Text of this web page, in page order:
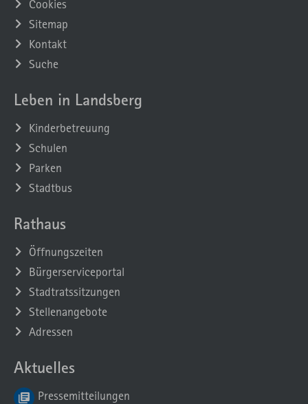
Cookies
Sitemap
Kontakt
Suche
Leben in Landsberg
Kinderbetreuung
Schulen
Parken
Stadtbus
Rathaus
Öffnungszeiten
Bürgerserviceportal
Stadtratssitzungen
Stellenangebote
Adressen
Aktuelles
Pressemitteilungen